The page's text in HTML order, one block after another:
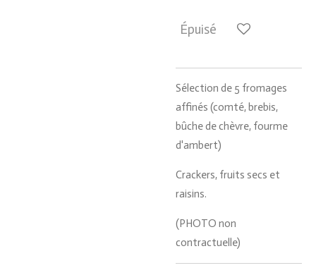
Épuisé
Sélection de 5 fromages
affinés (comté, brebis,
bûche de chèvre, fourme
d'ambert)
Crackers, fruits secs et
raisins.
(PHOTO non
contractuelle)